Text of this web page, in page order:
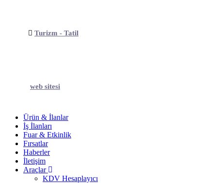
Turizm - Tatil
web sitesi
Ürün & İlanlar
İş İlanları
Fuar & Etkinlik
Fırsatlar
Haberler
İletişim
Araçlar
KDV Hesaplayıcı